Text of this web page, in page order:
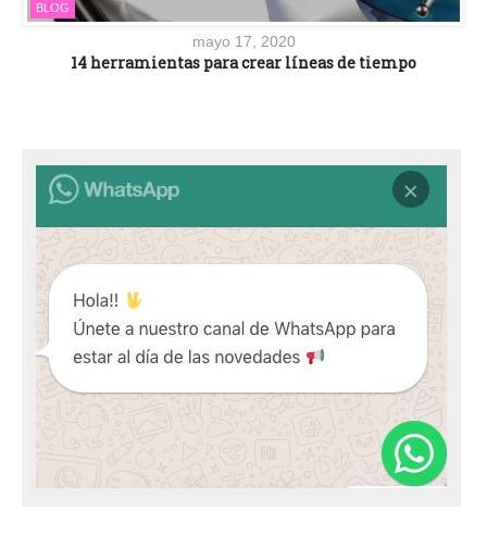
BLOG
mayo 17, 2020
14 herramientas para crear líneas de tiempo